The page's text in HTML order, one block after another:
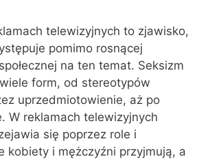
telewizyjnych to zjawisko,
pomimo rosnącej
na ten temat. Seksizm
form, od stereotypów
uprzedmiotowienie, aż po
W reklamach telewizyjnych
się poprzez role i
kobiety i mężczyźni przyjmują, a